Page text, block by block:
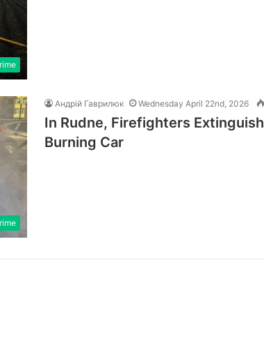
Андрій Гаврилюк Wednesday April 22nd, 2026
In Rudne, Firefighters Extinguish
Burning Car